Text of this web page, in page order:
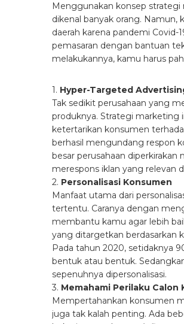
Menggunakan konsep
dikenal banyak orang. Namun,
daerah karena pandemi
pemasaran dengan bantuan
melakukannya, kamu harus
1. Hyper-Targeted
Tak sedikit perusahaan yang
produknya. Strategi marketing
ketertarikan konsumen
berhasil mengundang respon
besar perusahaan
merespons iklan yang relevan
2. Personalisasi Konsumen
Manfaat utama dari
tertentu. Caranya dengan
membantu kamu agar lebih
yang ditargetkan berdasarkan
Pada tahun 2020, setidaknya
bentuk atau bentuk.
sepenuhnya dipersonalisasi.
3. Memahami Perilaku Calon
Mempertahankan konsumen
juga tak kalah penting. Ada